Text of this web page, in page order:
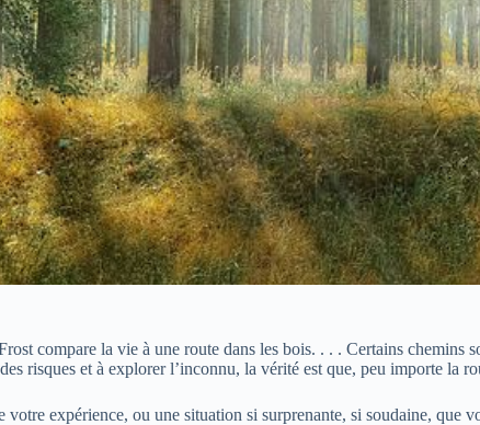
compare la vie à une route dans les bois. . . . Certains chemins
risques et à explorer l’inconnu, la vérité est que, peu importe la
expérience, ou une situation si surprenante, si soudaine, que